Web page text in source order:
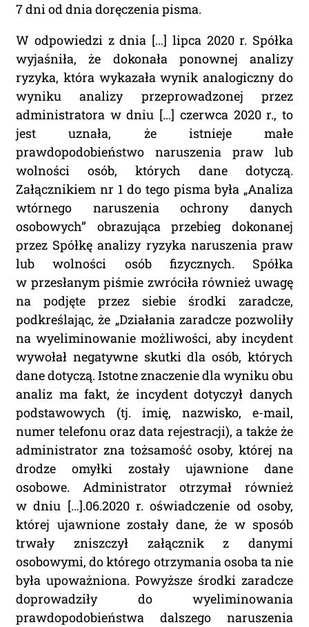
7 dni od dnia doręczenia pisma.
W odpowiedzi z dnia […] lipca 2020 r. Spółka
wyjaśniła, że dokonała ponownej analizy
ryzyka, która wykazała wynik analogiczny do
wyniku analizy przeprowadzonej przez
administratora w dniu […] czerwca 2020 r., to
jest uznała, że istnieje małe
prawdopodobieństwo naruszenia praw lub
wolności osób, których dane dotyczą.
Załącznikiem nr 1 do tego pisma była „Analiza
wtórnego naruszenia ochrony danych
osobowych” obrazująca przebieg dokonanej
przez Spółkę analizy ryzyka naruszenia praw
lub wolności osób fizycznych. Spółka
w przesłanym piśmie zwróciła również uwagę
na podjęte przez siebie środki zaradcze,
podkreślając, że „Działania zaradcze pozwoliły
na wyeliminowanie możliwości, aby incydent
wywołał negatywne skutki dla osób, których
dane dotyczą. Istotne znaczenie dla wyniku obu
analiz ma fakt, że incydent dotyczył danych
podstawowych (tj. imię, nazwisko, e-mail,
numer telefonu oraz data rejestracji), a także że
administrator zna tożsamość osoby, której na
drodze omyłki zostały ujawnione dane
osobowe. Administrator otrzymał również
w dniu […].06.2020 r. oświadczenie od osoby,
której ujawnione zostały dane, że w sposób
trwały zniszczył załącznik z danymi
osobowymi, do którego otrzymania osoba ta nie
była upoważniona. Powyższe środki zaradcze
doprowadziły do wyeliminowania
prawdopodobieństwa dalszego naruszenia